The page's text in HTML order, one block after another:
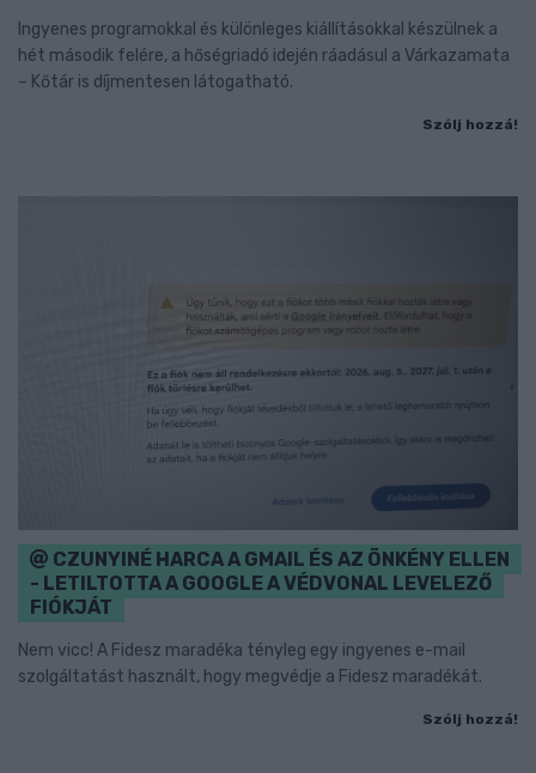
Ingyenes programokkal és különleges kiállításokkal készülnek a
hét második felére, a hőségriadó idején ráadásul a Várkazamata
– Kőtár is díjmentesen látogatható.
Szólj hozzá!
CZUNYINÉ HARCA A GMAIL ÉS AZ ÖNKÉNY ELLEN
- LETILTOTTA A GOOGLE A VÉDVONAL LEVELEZŐ
FIÓKJÁT
Nem vicc! A Fidesz maradéka tényleg egy ingyenes e-mail
szolgáltatást használt, hogy megvédje a Fidesz maradékát.
Szólj hozzá!